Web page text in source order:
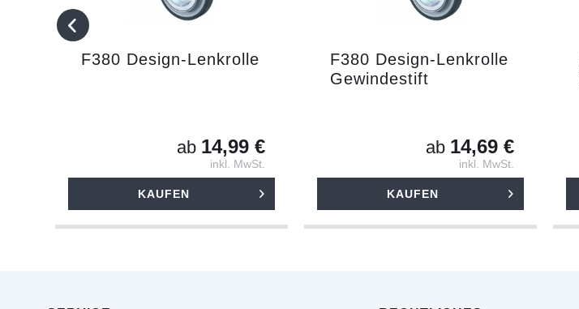
F380 Design-Lenkrolle
ab 14,99 €
inkl. MwSt.
KAUFEN
F380 Design-Lenkrolle
Gewindestift
ab 14,69 €
inkl. MwSt.
KAUFEN